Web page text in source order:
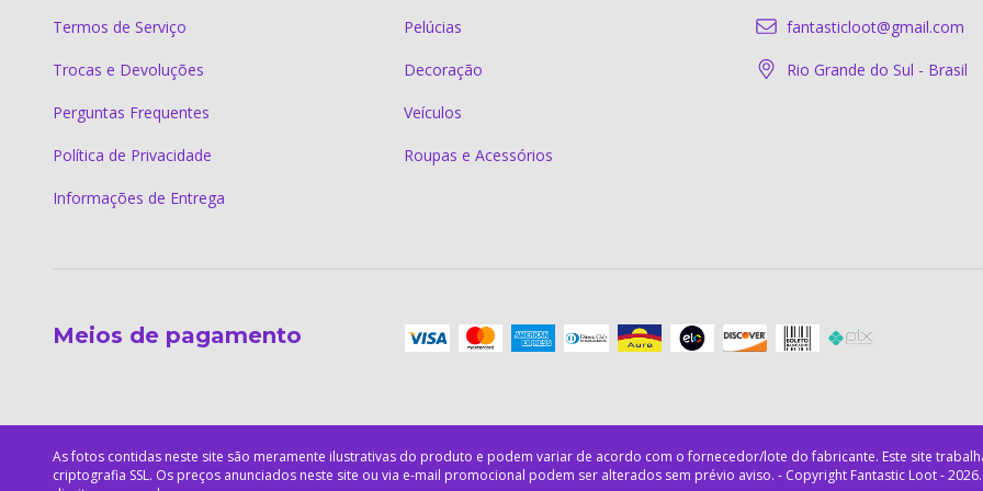
Termos de Serviço
Trocas e Devoluções
Perguntas Frequentes
Política de Privacidade
Informações de Entrega
Pelúcias
Decoração
Veículos
Roupas e Acessórios
fantasticloot@gmail.com
Rio Grande do Sul - Brasil
Meios de pagamento
Copyright Fantastic Loot -